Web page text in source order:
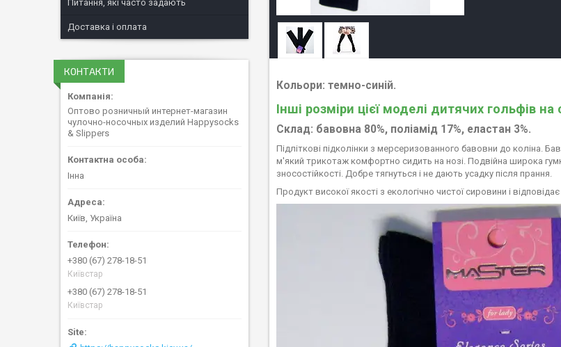
Кольори: темно-синій.
Інші розміри цієї моделі дитячих гольфів на
Склад: бавовна 80%, поліамід 17%, еластан 3%.
Підліткові підколінки з мерсеризованного бавовни до коліна.
м'який трикотаж комфортно сидить на нозі. Подвійна широка
зносостійкості. Добре тягнуться і не дають усадку після прання.
Продукт високої якості з екологічно чистої сировини і
Питання, які часто задають
Доставка і оплата
КОНТАКТИ
Оптово розничный интернет-магазин
чулочно-носочных изделий Happysocks
& Slippers
Інна
Київ, Україна
+380 (67) 278-18-51
Київстар
+380 (67) 278-18-51
Київстар